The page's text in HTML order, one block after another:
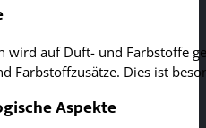
wird auf Duft- und Farbstoffe
Farbstoffzusätze. Dies ist
Aspekte